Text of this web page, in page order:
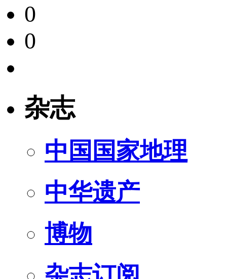
0
0
杂志
中国国家地理
中华遗产
博物